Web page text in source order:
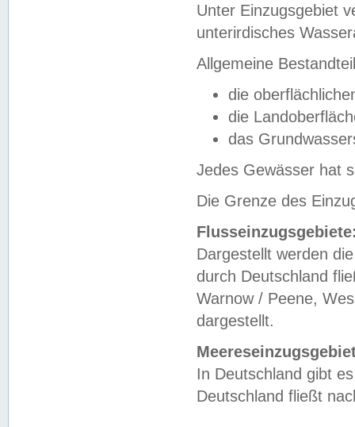
Unter Einzugsgebiet
unterirdisches
Allgemeine
die
die
das
Jedes Gewässer hat
Die Grenze des
Dargestellt werden
durch Deutschland
Warnow / Peene,
dargestellt.
In Deutschland gibt
Deutschland fließt